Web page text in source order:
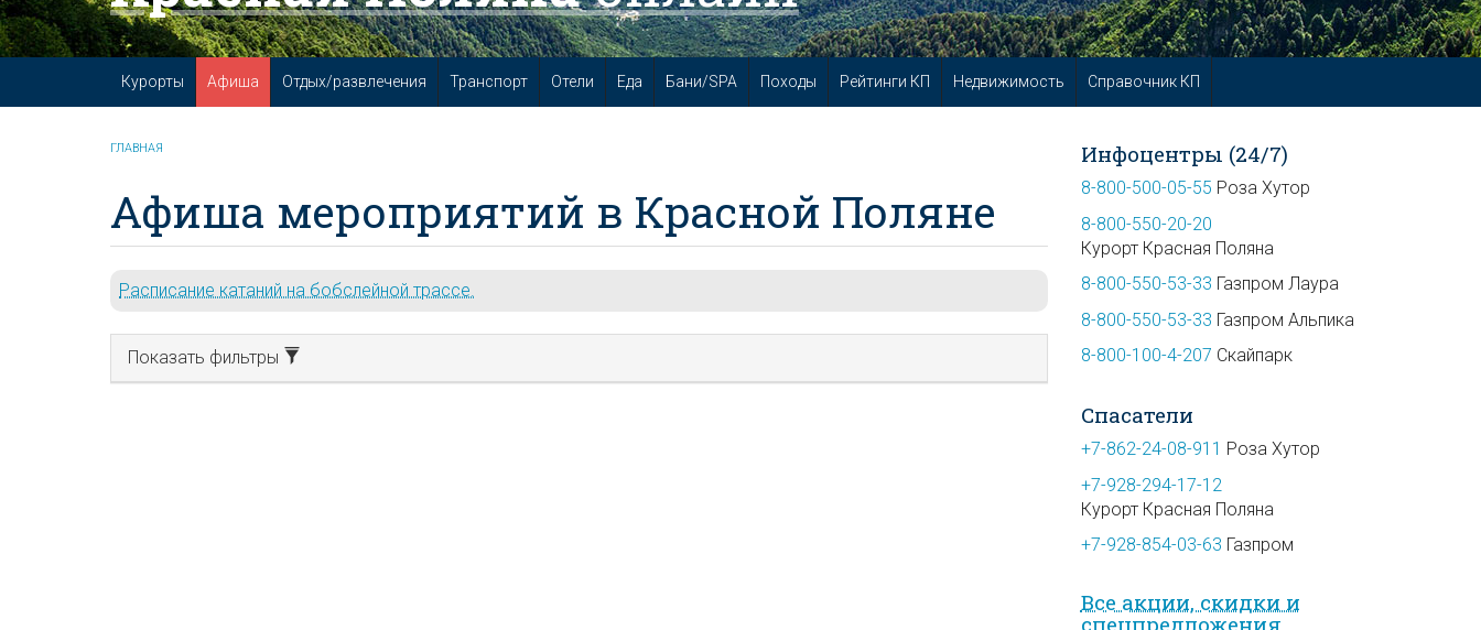
Курорты Афиша Отдых/развлечения Транспорт Отели Еда Бани/SPA Походы Рейтинги КП Недвижимость Справочник КП
ГЛАВНАЯ
Афиша мероприятий в Красной Поляне
Расписание катаний на бобслейной трассе.
Показать фильтры
Инфоцентры (24/7)
8-800-500-05-55 Роза Хутор
8-800-550-20-20
Курорт Красная Поляна
8-800-550-53-33 Газпром Лаура
8-800-550-53-33 Газпром Альпика
8-800-100-4-207 Скайпарк
Спасатели
+7-862-24-08-911 Роза Хутор
+7-928-294-17-12
Курорт Красная Поляна
+7-928-854-03-63 Газпром
Все акции, скидки и
спец­предложе­ния